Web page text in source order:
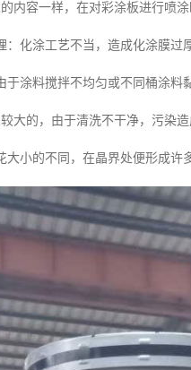
内容一样，在对彩涂板进行喷
：化涂工艺不当，造成化涂膜过
于涂料搅拌不均匀或不同桶涂
大的，由于清洗不干净，污染造
大小的不同，在晶界处便形成许